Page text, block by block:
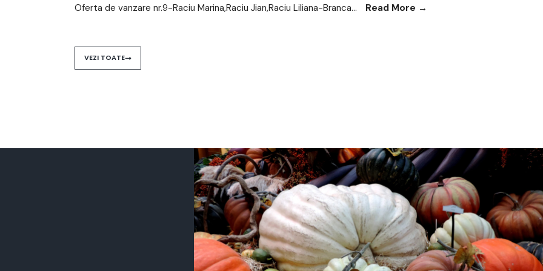
Oferta de vanzare nr.9-Raciu Marina,Raciu Jian,Raciu Liliana-Branca... Read More →
VEZI TOATE